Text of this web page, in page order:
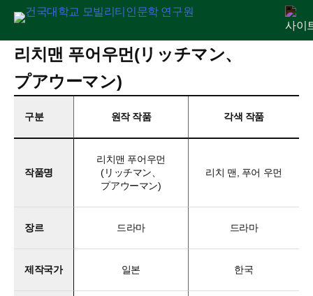
Skip
content
연구원 소개인문교양센터
아젠다 출판 학술활동전자정보관
리치맨 푸어우먼(リッチマン、
プアウーマン)
구분 원작 작품 각색 작품
작품명
리치맨 푸어우먼
(リッチマン、
プアウーマン)
리치 맨, 푸어 우먼
장르 드라마 드라마
제작국가 일본 한국